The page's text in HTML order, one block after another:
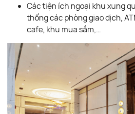
Các tiện ích ngoại khu xung
thống các phòng giao dịch,
cafe, khu mua sắm,…